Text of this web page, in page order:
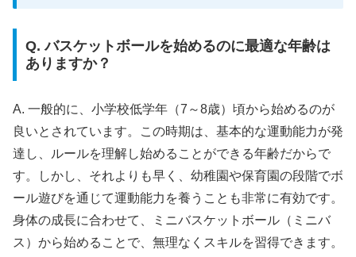
Q. バスケットボールを始めるのに最適な年齢は
ありますか？
A. 一般的に、小学校低学年（7～8歳）頃から始めるのが
良いとされています。この時期は、基本的な運動能力が発
達し、ルールを理解し始めることができる年齢だからで
す。しかし、それよりも早く、幼稚園や保育園の段階でボ
ール遊びを通じて運動能力を養うことも非常に有効です。
身体の成長に合わせて、ミニバスケットボール（ミニバ
ス）から始めることで、無理なくスキルを習得できます。